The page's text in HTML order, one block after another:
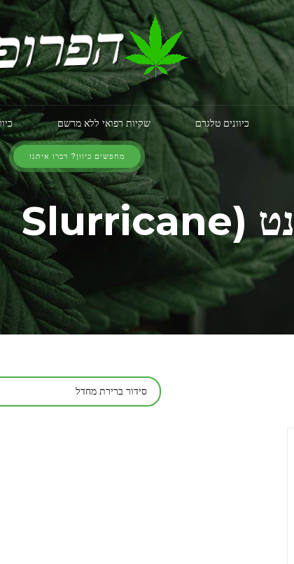
כיוונים טלגרם שקיות רפואי ללא מרשם
מחפשים כיוון? דברו איתנו
סלוריקיין מינט (Slurricane